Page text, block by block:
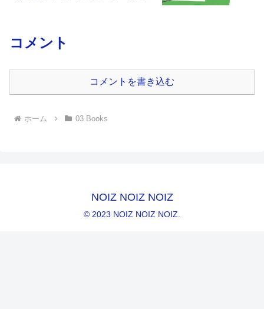
コメント
コメントを書き込む
ホーム 03 Books
NOIZ NOIZ NOIZ
© 2023 NOIZ NOIZ NOIZ.